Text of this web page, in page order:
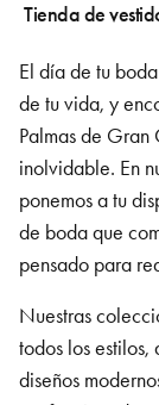
Tienda de
El día de tu
de tu vida, y
Palmas de Gran
inolvidable. En
ponemos a tu
de boda que
pensado para
Nuestras
todos los estilos,
diseños